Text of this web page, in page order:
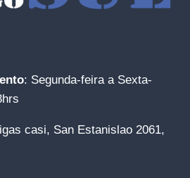
: Segunda-feira a Sexta-
casi, San Estanislao 2061,